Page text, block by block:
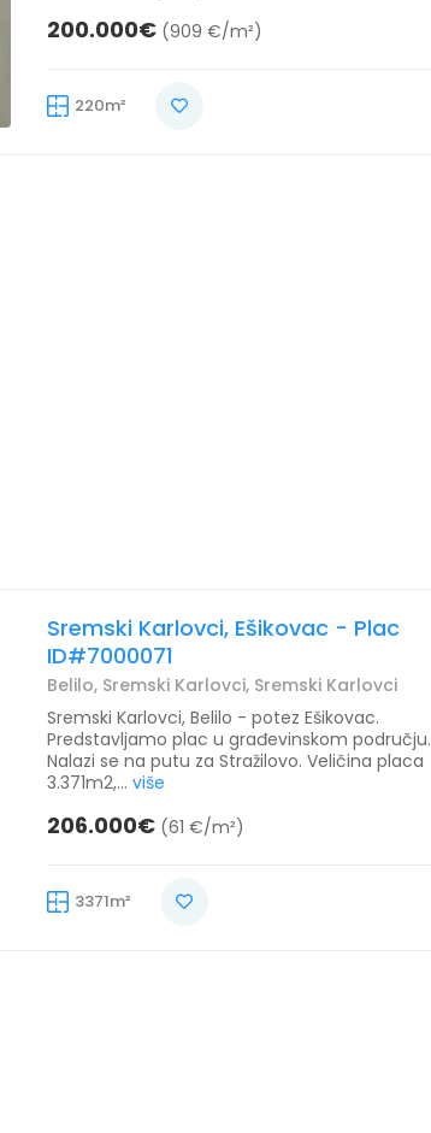
200.000€ (909 €/m²)
220m²
Sremski Karlovci, Ešikovac - Plac
ID#7000071
Belilo, Sremski Karlovci, Sremski Karlovci
Sremski Karlovci, Belilo - potez Ešikovac.
Predstavljamo plac u građevinskom području.
Nalazi se na putu za Stražilovo. Veličina placa
3.371m2,... više
206.000€ (61 €/m²)
3371m²